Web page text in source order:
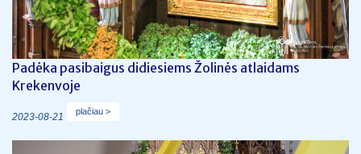
Padėka pasibaigus didiesiems Žolinės atlaidams
Krekenvoje
2023-08-21 plačiau >